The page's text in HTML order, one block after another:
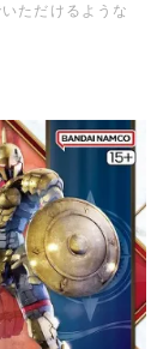
ただけるような